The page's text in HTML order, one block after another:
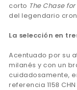
corto The Chase
del legendario
La selección en
Acentuado por su
milanés y con un
cuidadosamente,
referencia 1158 CHN